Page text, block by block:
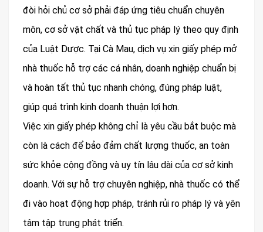
đòi hỏi chủ cơ sở phải đáp ứng tiêu chuẩn chuyên
môn, cơ sở vật chất và thủ tục pháp lý theo quy định
của Luật Dược. Tại Cà Mau, dịch vụ xin giấy phép mở
nhà thuốc hỗ trợ các cá nhân, doanh nghiệp chuẩn bị
và hoàn tất thủ tục nhanh chóng, đúng pháp luật,
giúp quá trình kinh doanh thuận lợi hơn.
Việc xin giấy phép không chỉ là yêu cầu bắt buộc mà
còn là cách để bảo đảm chất lượng thuốc, an toàn
sức khỏe cộng đồng và uy tín lâu dài của cơ sở kinh
doanh. Với sự hỗ trợ chuyên nghiệp, nhà thuốc có thể
đi vào hoạt động hợp pháp, tránh rủi ro pháp lý và yên
tâm tập trung phát triển.